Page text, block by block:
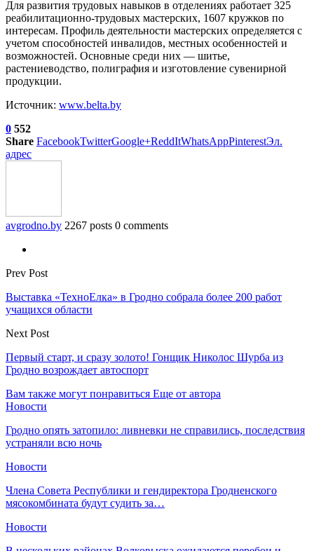
Для развития трудовых навыков в отделениях работает 325
реабилитационно-трудовых мастерских, 1607 кружков по
интересам. Профиль деятельности мастерских определяется с
учетом способностей инвалидов, местных особенностей и
возможностей. Основные среди них — шитье,
растениеводство, полиграфия и изготовление сувенирной
продукции.
Источник: www.belta.by
0 552
Share FacebookTwitterGoogle+ReddItWhatsAppPinterestЭл.
адрес
avgrodno.by 2267 posts 0 comments
Prev Post
Выставка «ТехноЕлка» в Гродно собрала более 200 работ
учащихся области
Next Post
Первый старт, и сразу золото! Гонщик Николос Шурба из
Гродно возрождает автоспорт
Вам также могут понравиться Еще от автора
Новости
Гродно опять затопило: ливневки не справились, последствия
устраняли всю ночь
Новости
Члена Совета Республики и гендиректора Гродненского
мясокомбината будут судить за…
Новости